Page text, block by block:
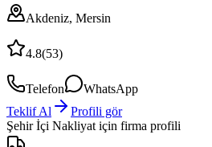
Akdeniz, Mersin
4.8(53)
Telefon
WhatsApp
Teklif Al
Profili gör
Şehir İçi Nakliyat için firma profili